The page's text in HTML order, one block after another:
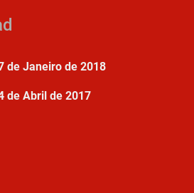
de Janeiro de 2018
de Abril de 2017